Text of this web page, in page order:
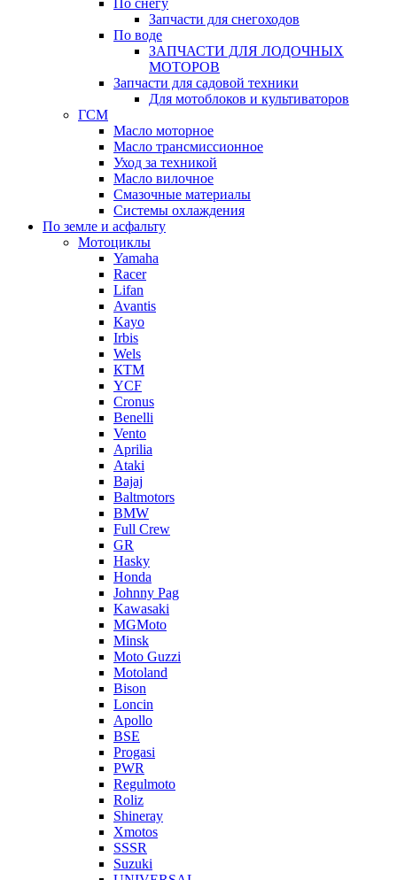
По снегу
Запчасти для снегоходов
По воде
ЗАПЧАСТИ ДЛЯ ЛОДОЧНЫХ
МОТОРОВ
Запчасти для садовой техники
Для мотоблоков и культиваторов
ГСМ
Масло моторное
Масло трансмиссионное
Уход за техникой
Масло вилочное
Смазочные материалы
Системы охлаждения
По земле и асфальту
Мотоциклы
Yamaha
Racer
Lifan
Avantis
Kayo
Irbis
Wels
КТМ
YCF
Cronus
Benelli
Vento
Aprilia
Ataki
Bajaj
Baltmotors
BMW
Full Crew
GR
Hasky
Honda
Johnny Pag
Kawasaki
MGMoto
Minsk
Moto Guzzi
Motoland
Bison
Loncin
Apollo
BSE
Progasi
PWR
Regulmoto
Roliz
Shineray
Xmotos
SSSR
Suzuki